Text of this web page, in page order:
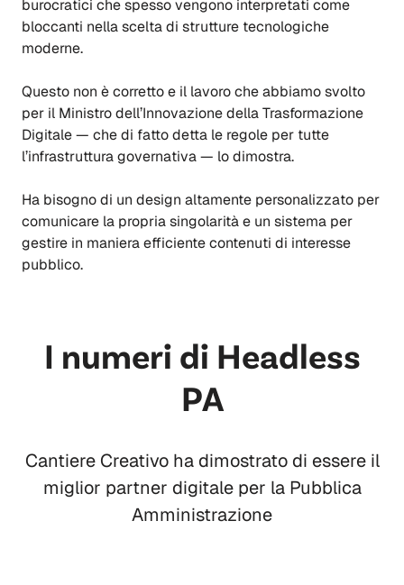
burocratici che spesso vengono interpretati come
bloccanti nella scelta di strutture tecnologiche
moderne.
Questo non è corretto e il lavoro che abbiamo svolto
per il Ministro dell’Innovazione della Trasformazione
Digitale — che di fatto detta le regole per tutte
l’infrastruttura governativa — lo dimostra.
Ha bisogno di un design altamente personalizzato per
comunicare la propria singolarità e un sistema per
gestire in maniera efficiente contenuti di interesse
pubblico.
I numeri di Headless
PA
Cantiere Creativo ha dimostrato di essere il
miglior partner digitale per la Pubblica
Amministrazione